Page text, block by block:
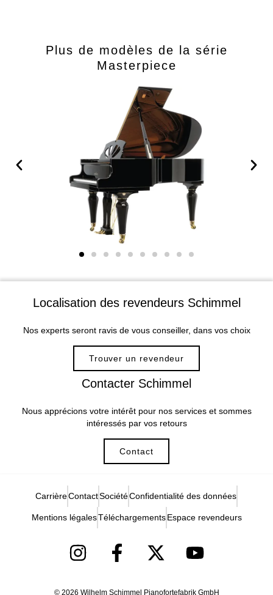
Plus de modèles de la série
Masterpiece
Localisation des revendeurs Schimmel
Nos experts seront ravis de vous conseiller, dans vos choix
Trouver un revendeur
Contacter Schimmel
Nous apprécions votre intérêt pour nos services et sommes
intéressés par vos retours
Contact
CarrièreContactSociétéConfidentialité des données
Mentions légalesTéléchargements Espace revendeurs
© 2026 Wilhelm Schimmel Pianofortefabrik GmbH